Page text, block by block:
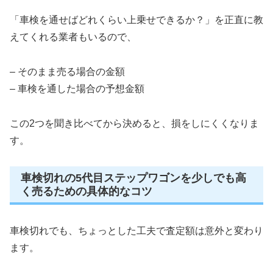
「車検を通せばどれくらい上乗せできるか？」を正直に教
えてくれる業者もいるので、
– そのまま売る場合の金額
– 車検を通した場合の予想金額
この2つを聞き比べてから決めると、損をしにくくなりま
す。
車検切れの5代目ステップワゴンを少しでも高
く売るための具体的なコツ
車検切れでも、ちょっとした工夫で査定額は意外と変わり
ます。